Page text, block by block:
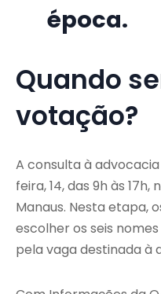
época.
Quando
votação?
A consulta à
feira, 14, das 9h às
Manaus. Nesta etapa,
escolher os seis
pela vaga destinada à